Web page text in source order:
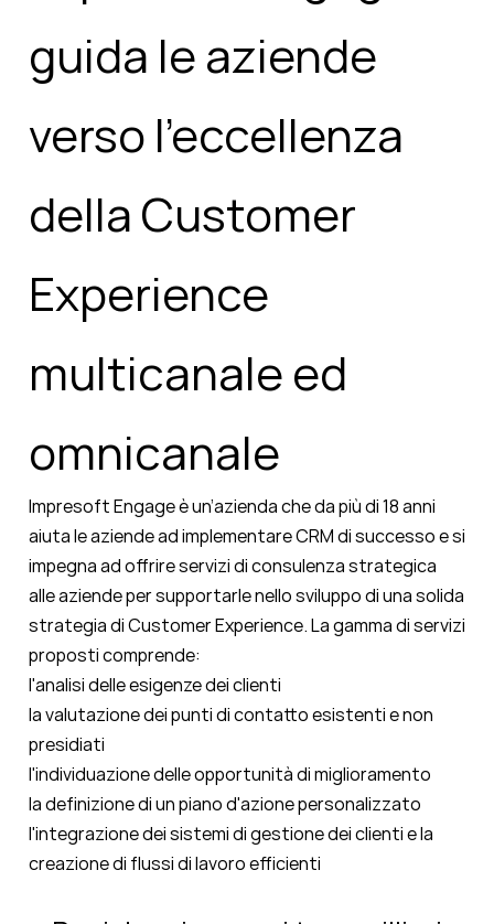
guida le aziende
verso l’eccellenza
della Customer
Experience
multicanale ed
omnicanale
Impresoft Engage è un’azienda che da più di 18 anni
aiuta le aziende ad implementare CRM di successo e si
impegna ad offrire servizi di consulenza strategica
alle aziende per supportarle nello sviluppo di una solida
strategia di Customer Experience. La gamma di servizi
proposti comprende:
l'analisi delle esigenze dei clienti
la valutazione dei punti di contatto esistenti e non
presidiati
l'individuazione delle opportunità di miglioramento
la definizione di un piano d'azione personalizzato
l'integrazione dei sistemi di gestione dei clienti e la
creazione di flussi di lavoro efficienti